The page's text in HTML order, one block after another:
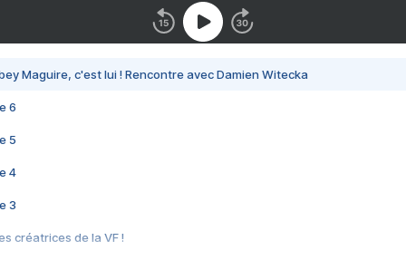
Maguire, c'est lui ! Rencontre avec Damien Witecka
6
5
4
3
créatrices de la VF !